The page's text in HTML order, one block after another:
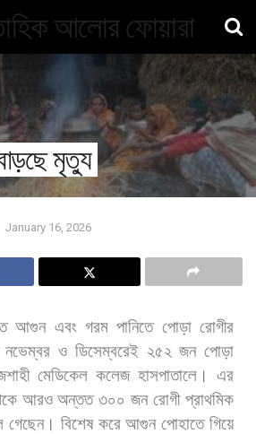
মৃত্যু
January 16, 2026
আগুন এবং গরম পানিতে পোড়া রোগীর
নভেম্বর ও ডিসেম্বরেই ২৫২ জন পোড়া
মেডিকেল কলেজ হাসপাতালে।
এর
আরও অন্তত ৩০০ জন রোগী প্রাথমিক
গেছেন। বিশেষ করে আগুন পোহাতে গিয়ে